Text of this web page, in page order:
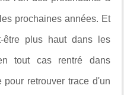
prochaines années. Et
plus haut dans les
tout cas rentré dans
pour retrouver trace d'un